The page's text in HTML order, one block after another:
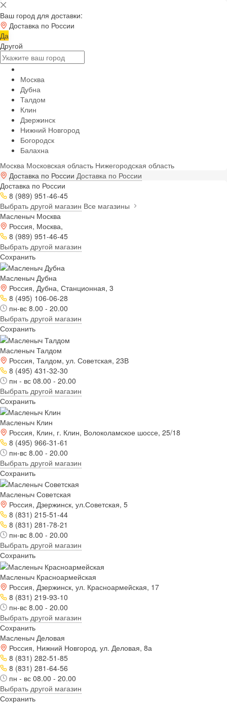
Ваш город для доставки:
Доставка по России
Да
Другой
Москва
Дубна
Талдом
Клин
Дзержинск
Нижний Новгород
Богородск
Балахна
Москва Московская область Нижегородская область
Доставка по России Доставка по России
Доставка по России
8 (989) 951-46-45
Выбрать другой магазин Все магазины
Масленыч Москва
Россия, Москва,
8 (989) 951-46-45
Выбрать другой магазин
Сохранить
Масленыч Дубна
Россия, Дубна, Станционная, 3
8 (495) 106-06-28
пн-вс 8.00 - 20.00
Выбрать другой магазин
Сохранить
Масленыч Талдом
Россия, Талдом, ул. Советская, 23В
8 (495) 431-32-30
пн - вс 08.00 - 20.00
Выбрать другой магазин
Сохранить
Масленыч Клин
Россия, Клин, г. Клин, Волоколамское шоссе, 25/18
8 (495) 966-31-61
пн-вс 8.00 - 20.00
Выбрать другой магазин
Сохранить
Масленыч Советская
Россия, Дзержинск, ул.Советская, 5
8 (831) 215-51-44
8 (831) 281-78-21
пн-вс 8.00 - 20.00
Выбрать другой магазин
Сохранить
Масленыч Красноармейская
Россия, Дзержинск, ул. Красноармейская, 17
8 (831) 219-93-10
пн-вс 8.00 - 20.00
Выбрать другой магазин
Сохранить
Масленыч Деловая
Россия, Нижний Новгород, ул. Деловая, 8а
8 (831) 282-51-85
8 (831) 281-64-56
пн - вс 08.00 - 20.00
Выбрать другой магазин
Сохранить